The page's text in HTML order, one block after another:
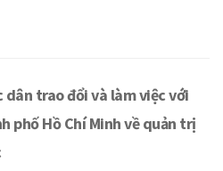
trao đổi và làm việc với
phố Hồ Chí Minh về quản trị